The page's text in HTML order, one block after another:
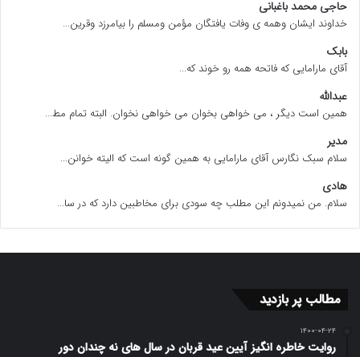
حاجی محمد باغبانی
خداوند ایشان وهمه ی وفات یافتگان مؤمن ومسلم را بیامرزد وقرین...
بابک
آقای مارامایی که فاتحه همه رو خوند که...
عبدالله
همین است دیگر ، می خواهی بخوان می خواهی نخوان. البته تمام مط...
مدیر
سلام سبک نگارس آقای مارامایی به همین گونه است که الیته خوانن...
هادی
سلام. من نمیدونم این مطلب چه سودی برای مخاطبین دارد که در سا...
مطالب پر بازدید
۱۴۰۰-۰۴-۲۴
روایت خاطره انگیز آیین عید قربان در سال های نه چندان دور